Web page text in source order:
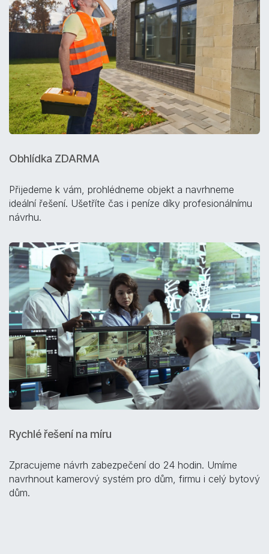
Obhlídka ZDARMA
Přijedeme k vám, prohlédneme objekt a navrhneme
ideální řešení. Ušetříte čas i peníze díky profesionálnímu
návrhu.
Rychlé řešení na míru
Zpracujeme návrh zabezpečení do 24 hodin. Umíme
navrhnout kamerový systém pro dům, firmu i celý bytový
dům.